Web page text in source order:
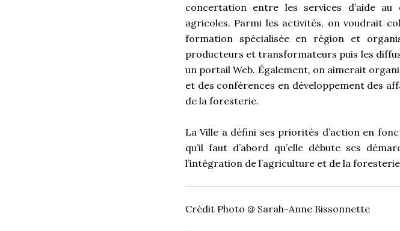
concertation entre les services d’aide
agricoles. Parmi les activités, on voudrait
formation spécialisée en région et
producteurs et transformateurs puis les
un portail Web. Également, on aimerait
et des conférences en développement des
de la foresterie.
La Ville a défini ses priorités d’action en
qu’il faut d’abord qu’elle débute ses
l’intégration de l’agriculture et de la
Crédit Photo @ Sarah-Anne Bissonnette